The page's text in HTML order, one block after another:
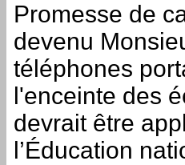
Promesse de
devenu
téléphones
l'enceinte des
devrait être
l’Éducation